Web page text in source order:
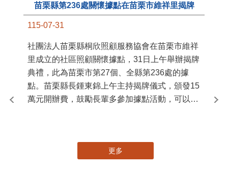
苗栗縣第236處關懷據點在苗栗市維祥里揭牌
115-07-31
社團法人苗栗縣桐欣照顧服務協會在苗栗市維祥
里成立的社區照顧關懷據點，31日上午舉辦揭牌
典禮，此為苗栗市第27個、全縣第236處的據
點。苗栗縣長鍾東錦上午主持揭牌儀式，頒發15
萬元開辦費，鼓勵長輩多參加據點活動，可以更
縣
更多